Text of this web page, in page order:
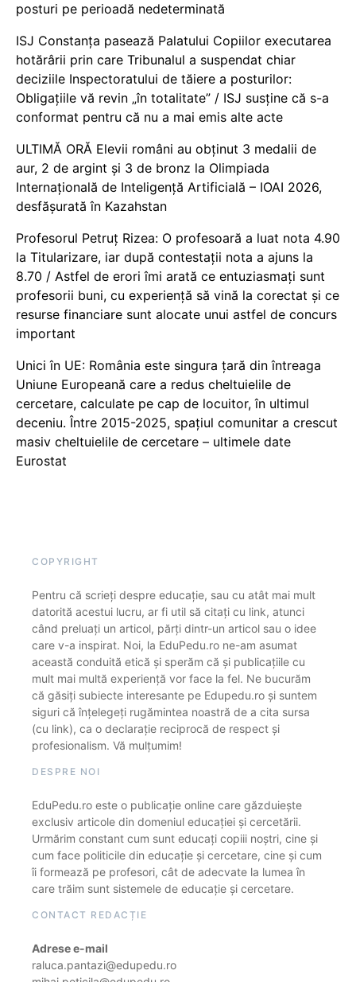
posturi pe perioadă nedeterminată
ISJ Constanța pasează Palatului Copiilor executarea
hotărârii prin care Tribunalul a suspendat chiar
deciziile Inspectoratului de tăiere a posturilor:
Obligațiile vă revin „în totalitate” / ISJ susține că s-a
conformat pentru că nu a mai emis alte acte
ULTIMĂ ORĂ Elevii români au obținut 3 medalii de
aur, 2 de argint și 3 de bronz la Olimpiada
Internațională de Inteligență Artificială – IOAI 2026,
desfășurată în Kazahstan
Profesorul Petruț Rizea: O profesoară a luat nota 4.90
la Titularizare, iar după contestații nota a ajuns la
8.70 / Astfel de erori îmi arată ce entuziasmați sunt
profesorii buni, cu experiență să vină la corectat și ce
resurse financiare sunt alocate unui astfel de concurs
important
Unici în UE: România este singura țară din întreaga
Uniune Europeană care a redus cheltuielile de
cercetare, calculate pe cap de locuitor, în ultimul
deceniu. Între 2015-2025, spațiul comunitar a crescut
masiv cheltuielile de cercetare – ultimele date
Eurostat
COPYRIGHT
Pentru că scrieți despre educație, sau cu atât mai mult
datorită acestui lucru, ar fi util să citați cu link, atunci
când preluați un articol, părți dintr-un articol sau o idee
care v-a inspirat. Noi, la EduPedu.ro ne-am asumat
această conduită etică și sperăm că și publicațiile cu
mult mai multă experiență vor face la fel. Ne bucurăm
că găsiți subiecte interesante pe Edupedu.ro și suntem
siguri că înțelegeți rugămintea noastră de a cita sursa
(cu link), ca o declarație reciprocă de respect și
profesionalism. Vă mulțumim!
DESPRE NOI
EduPedu.ro este o publicație online care găzduiește
exclusiv articole din domeniul educației și cercetării.
Urmărim constant cum sunt educați copiii noștri, cine și
cum face politicile din educație și cercetare, cine și cum
îi formează pe profesori, cât de adecvate la lumea în
care trăim sunt sistemele de educație și cercetare.
CONTACT REDACȚIE
Adrese e-mail
raluca.pantazi@edupedu.ro